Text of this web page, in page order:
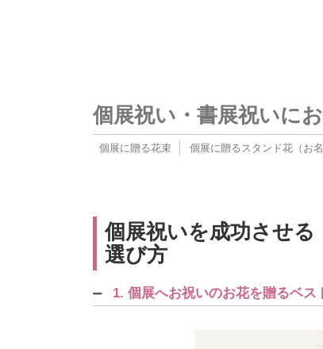
個展祝い・書展祝いに
個展に贈る花束 個展に贈るスタンド花（お名
個展祝いを成功させ
選び方
1. 個展へお祝いのお花を贈るベス